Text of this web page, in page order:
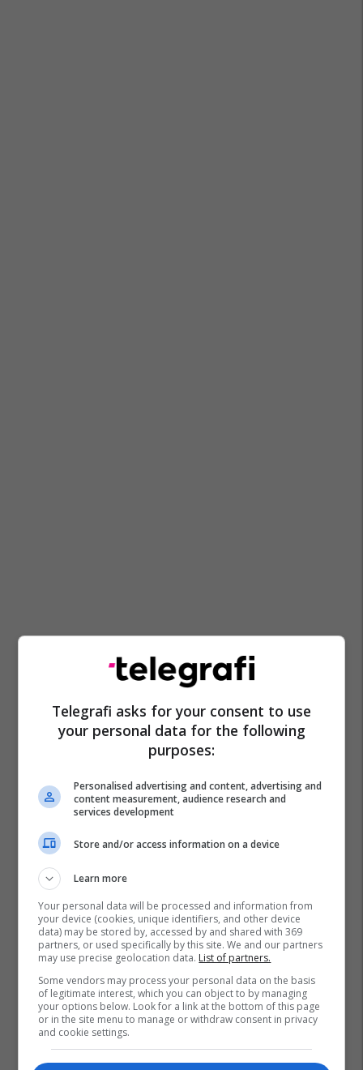
Janet Yellen Nafta E Papërpunuar Opec
Nafta
Telegrafi asks for your consent to use
your personal data for the following
purposes:
Personalised advertising and content, advertising and
content measurement, audience research and
services development
Store and/or access information on a device
Learn more
Your personal data will be processed and information from
your device (cookies, unique identifiers, and other device
data) may be stored by, accessed by and shared with 369
partners, or used specifically by this site. We and our partners
may use precise geolocation data. List of partners.
Some vendors may process your personal data on the basis
of legitimate interest, which you can object to by managing
your options below. Look for a link at the bottom of this page
or in the site menu to manage or withdraw consent in privacy
and cookie settings.